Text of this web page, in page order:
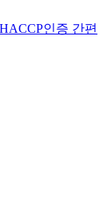
인증 간편